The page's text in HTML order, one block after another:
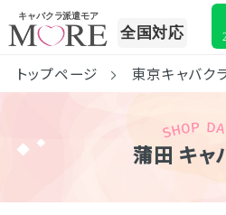
キャバクラ派遣モア
全国対応
トップページ 東京キャバク
蒲田 キャ